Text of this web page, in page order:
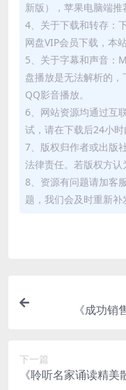
新版），苹果电脑端推
4、关于下载和转存：
网盘VIP会员下载，本
5、关于字幕和声音：
盘播放是无法解析的
QQ影音播放。
6、网站资源均通过互
试，请在下载后24小时
7、版权归作者或出版
法律责任。若版权方认
8、资源有问题请加客
题，我们会及时重新补
《成功
下一篇
《聆听名家诵读精